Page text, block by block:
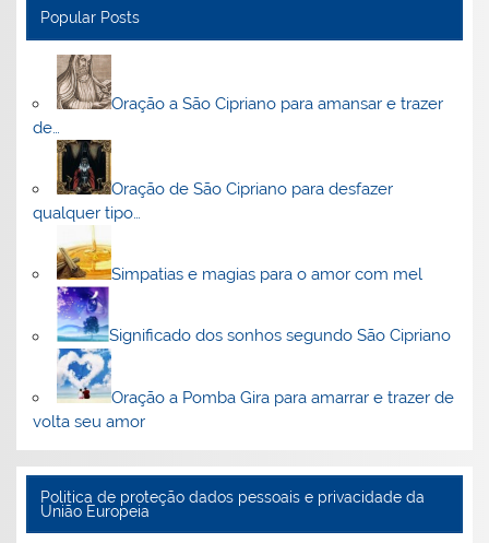
Popular Posts
Oração a São Cipriano para amansar e trazer
de…
Oração de São Cipriano para desfazer
qualquer tipo…
Simpatias e magias para o amor com mel
Significado dos sonhos segundo São Cipriano
Oração a Pomba Gira para amarrar e trazer de
volta seu amor
Politica de proteção dados pessoais e privacidade da
União Europeia